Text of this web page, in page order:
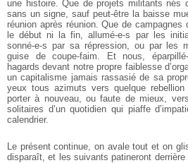
une histoire. Que de projets militants nés
sans un signe, sauf peut-être la baisse
réunion après réunion. Que de campagnes
le début ni la fin, allumé-e-s par les
sonné-e-s par sa répression, ou par les
guise de coupe-faim. Et nous,
hagards devant notre propre faiblesse
un capitalisme jamais rassasié de sa
yeux tous azimuts vers quelque
porter à nouveau, ou faute de mieux,
solitaires d’un quotidien qui piaffe
calendrier.
Le présent continue, on avale tout et on
disparaît, et les suivants patineront